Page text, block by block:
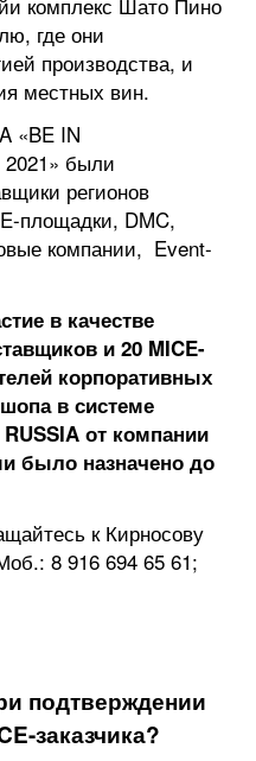
где они
производства, и
местных вин.
«BE IN
были
регионов
площадки, DMC,
компании, Event-
в качестве
и 20 MICE-
корпоративных
в системе
от компании
было назначено до
к Кирносову
8 916 694 65 61;
подтверждении
заказчика?